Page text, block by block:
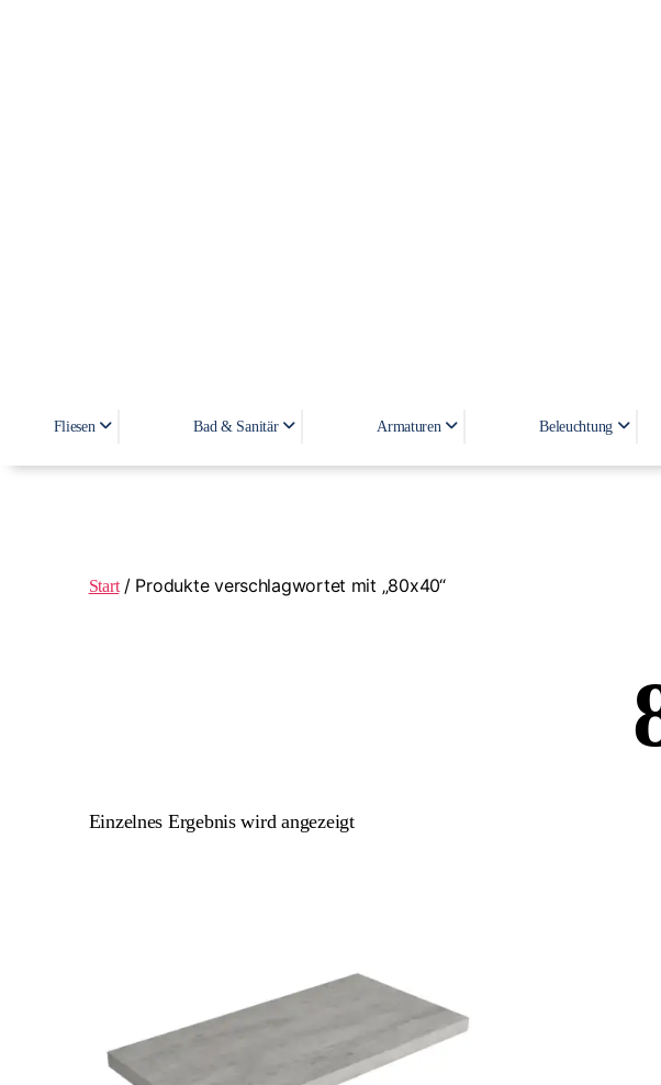
Fliesen Bad & Sanitär Armaturen Beleuchtung
Start/ Produkte verschlagwortet mit „80x40“
Einzelnes Ergebnis wird angezeigt